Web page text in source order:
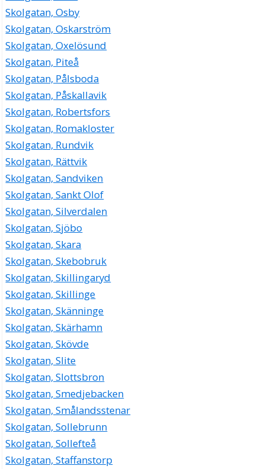
Skolgatan, Osby
Skolgatan, Oskarström
Skolgatan, Oxelösund
Skolgatan, Piteå
Skolgatan, Pålsboda
Skolgatan, Påskallavik
Skolgatan, Robertsfors
Skolgatan, Romakloster
Skolgatan, Rundvik
Skolgatan, Rättvik
Skolgatan, Sandviken
Skolgatan, Sankt Olof
Skolgatan, Silverdalen
Skolgatan, Sjöbo
Skolgatan, Skara
Skolgatan, Skebobruk
Skolgatan, Skillingaryd
Skolgatan, Skillinge
Skolgatan, Skänninge
Skolgatan, Skärhamn
Skolgatan, Skövde
Skolgatan, Slite
Skolgatan, Slottsbron
Skolgatan, Smedjebacken
Skolgatan, Smålandsstenar
Skolgatan, Sollebrunn
Skolgatan, Sollefteå
Skolgatan, Staffanstorp